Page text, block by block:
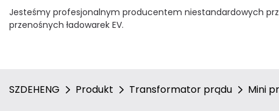
Jesteśmy profesjonalnym producentem niestandardowych
przenośnych ładowarek EV.
SZDEHENG Produkt Transformator prądu Mini